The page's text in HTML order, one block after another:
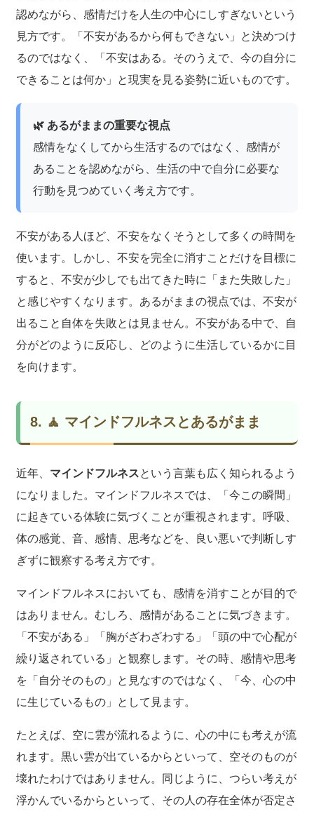
認めながら、感情だけを人生の中心にしすぎないという
見方です。「不安があるから何もできない」と決めつけ
るのではなく、「不安はある。そのうえで、今の自分に
できることは何か」と現実を見る姿勢に近いものです。
🌿 あるがままの重要な視点
感情をなくしてから生活するのではなく、感情が
あることを認めながら、生活の中で自分に必要な
行動を見つめていく考え方です。
不安がある人ほど、不安をなくそうとして多くの時間を
使います。しかし、不安を完全に消すことだけを目標に
すると、不安が少しでも出てきた時に「また失敗した」
と感じやすくなります。あるがままの視点では、不安が
出ること自体を失敗とは見ません。不安がある中で、自
分がどのように反応し、どのように生活しているかに目
を向けます。
8. 🧘 マインドフルネスとあるがまま
近年、 マインドフルネスという言葉も広く知られるよう
になりました。マインドフルネスでは、「今この瞬間」
に起きている体験に気づくことが重視されます。呼吸、
体の感覚、音、感情、思考などを、良い悪いで判断しす
ぎずに観察する考え方です。
マインドフルネスにおいても、感情を消すことが目的で
はありません。むしろ、感情があることに気づきます。
「不安がある」「胸がざわざわする」「頭の中で心配が
繰り返されている」と観察します。その時、感情や思考
を「自分そのもの」と見なすのではなく、「今、心の中
に生じているもの」として見ます。
たとえば、空に雲が流れるように、心の中にも考えが流
れます。黒い雲が出ているからといって、空そのものが
壊れたわけではありません。同じように、つらい考えが
浮かんでいるからといって、その人の存在全体が否定さ